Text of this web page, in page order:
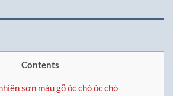
Contents
sơn màu gỗ óc chó óc chó